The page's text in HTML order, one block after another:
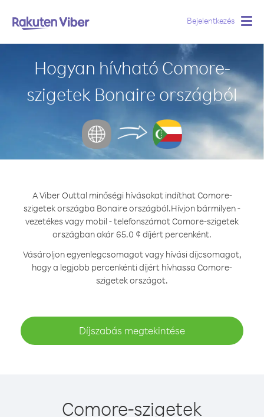
Bejelentkezés
Hogyan hívható Comore-
szigetek Bonaire országból
A Viber Outtal minőségi hívásokat indíthat Comore-
szigetek országba Bonaire országból.Hívjon bármilyen -
vezetékes vagy mobil - telefonszámot Comore-szigetek
országban akár 65.0 ¢ díjért percenként.
Vásároljon egyenlegcsomagot vagy hívási díjcsomagot,
hogy a legjobb percenkénti díjért hívhassa Comore-
szigetek országot.
Díjszabás megtekintése
Comore-szigetek